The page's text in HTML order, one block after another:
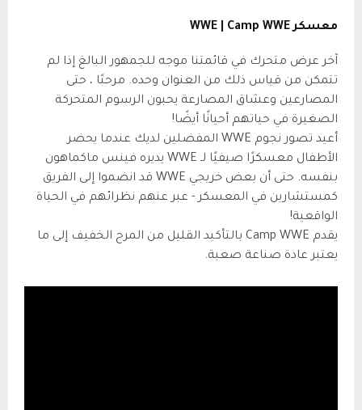
معسكر WWE | Camp WWE
آخر عرض متحرك في قائمتنا موجه للجمهور البالغ إذا لم
تتمكن من قياس ذلك من العنوان وحده. مرحبًا ، حتى
المصارعين وعشاق المصارعة يحبون الرسوم المتحركة
الصغيرة في حياتهم أحيانًا أيضًا!
أعيد تصور نجوم WWE المفضلين لديك عندما يحضر
الأطفال معسكرًا صيفيًا لـ WWE يديره فينس ماكماهون
بنفسه. حتى أن بعض خريجي WWE قد انضموا إلى الفريق
كمستشارين في المعسكر - عبر عنهم نظرائهم في الحياة
الواقعية!
يقدم Camp WWE بالتأكيد القليل من المرح الخفيف إلى ما
يعتبر عادة صناعة صعبة.